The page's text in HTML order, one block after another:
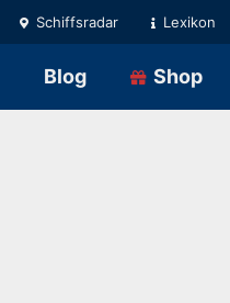
Schiffsradar Lexikon
Blog Shop